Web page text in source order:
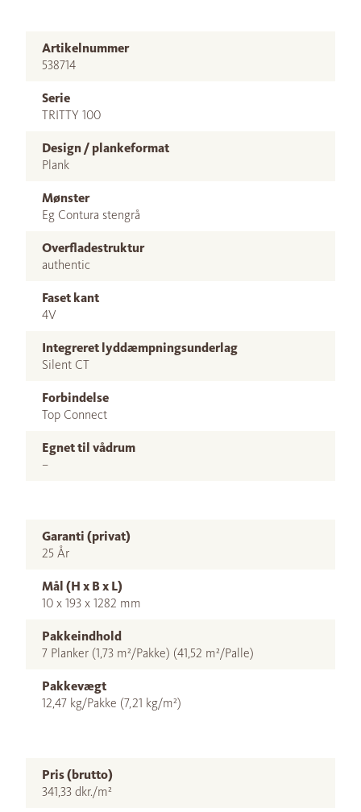
Artikelnummer
538714
Serie
TRITTY 100
Design / plankeformat
Plank
Mønster
Eg Contura stengrå
Overfladestruktur
authentic
Faset kant
4V
Integreret lyddæmpningsunderlag
Silent CT
Forbindelse
Top Connect
Egnet til vådrum
–
Garanti (privat)
25 År
Mål (H x B x L)
10 x 193 x 1282 mm
Pakkeindhold
7 Planker (1,73 m²/Pakke) (41,52 m²/Palle)
Pakkevægt
12,47 kg/Pakke (7,21 kg/m²)
Pris (brutto)
341,33 dkr./m²